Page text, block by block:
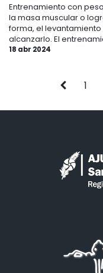
Entrenamiento con
la masa muscular o
forma, el
alcanzarlo. El
18 abr 2024
1